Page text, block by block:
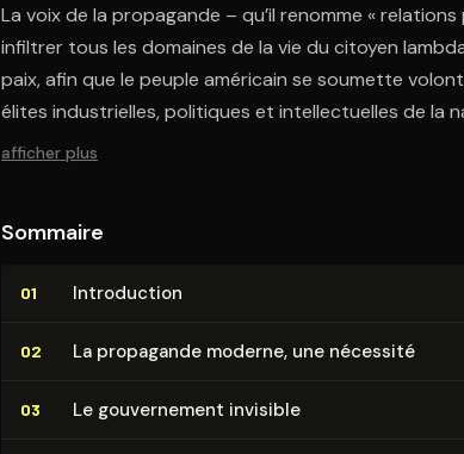
La voix de la propagande – qu’il renomme «
infiltrer tous les domaines de la vie du citoyen
paix, afin que le peuple américain se soumette
élites industrielles, politiques et intellectuelles de la
afficher plus
Sommaire
01 In­tro­duc­tion
02 La propagande moderne, une nécessité
03 Le gou­ver­ne­ment invisible